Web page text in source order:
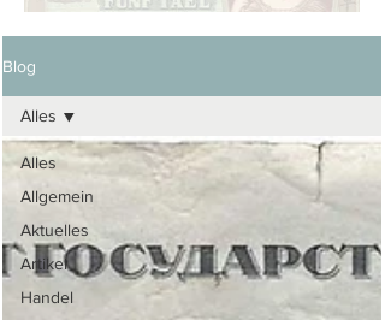
Blog
Alles
Allgemein
Aktuelles
Artikel
Handel
Alles